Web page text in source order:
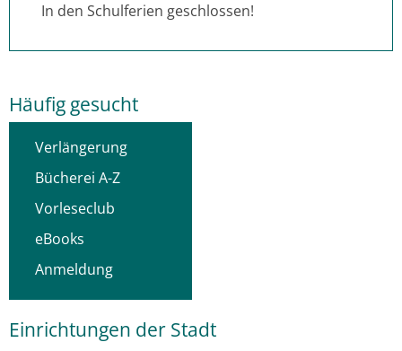
In den Schulferien geschlossen!
Häufig gesucht
Verlängerung
Bücherei A-Z
Vorleseclub
eBooks
Anmeldung